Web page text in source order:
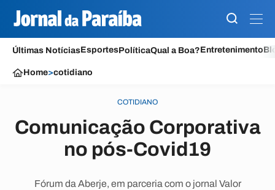
Últimas NotíciasEsportesPolíticaQual a Boa?Entretenimento
Home>cotidiano
COTIDIANO
Comunicação Corporativa
no pós-Covid19
Fórum da Aberje, em parceria com o jornal Valor